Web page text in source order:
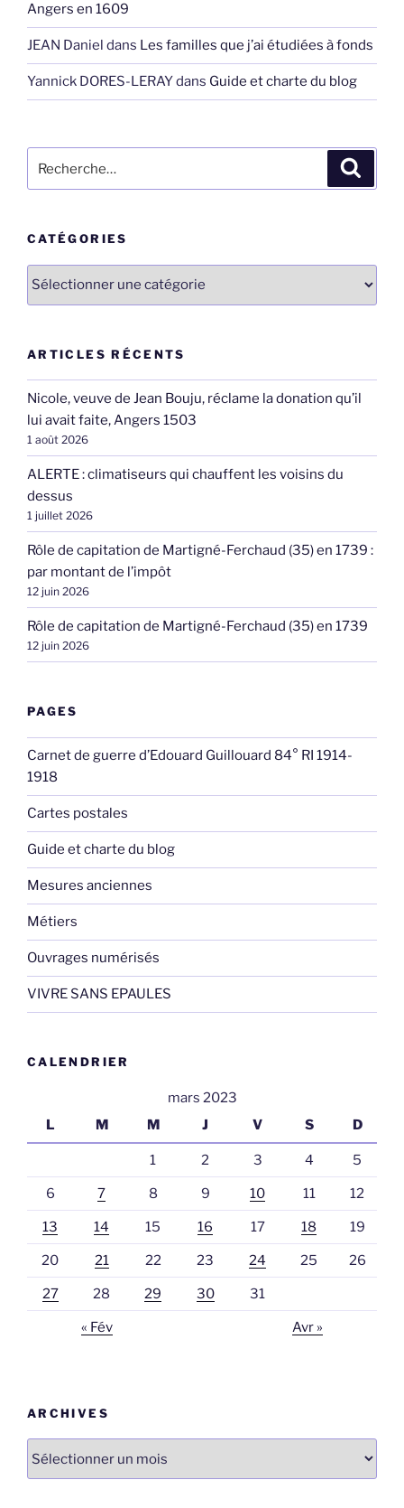
Angers en 1609
JEAN Daniel dans Les familles que j’ai étudiées à fonds
Yannick DORES-LERAYdans Guide et charte du blog
pour
CATÉGORIES
Catégories
ARTICLES RÉCENTS
Nicole, veuve de Jean Bouju, réclame la donation qu’il
lui avait faite, Angers 1503
1 août 2026
ALERTE : climatiseurs qui chauffent les voisins du
dessus
1 juillet 2026
Rôle de capitation de Martigné-Ferchaud (35) en 1739 :
par montant de l’impôt
12 juin 2026
Rôle de capitation de Martigné-Ferchaud (35) en 1739
12 juin 2026
PAGES
Carnet de guerre d’Edouard Guillouard 84° RI 1914-
1918
Cartes postales
Guide et charte du blog
Mesures anciennes
Métiers
Ouvrages numérisés
VIVRE SANS EPAULES
CALENDRIER
mars 2023
L
M M J V S D
1 2 3 4 5
6 7 8 9 10 11 12
13 14 15 16 17 18 19
20 21 22 23 24 25 26
27 28 29 30 31
« Fév Avr »
ARCHIVES